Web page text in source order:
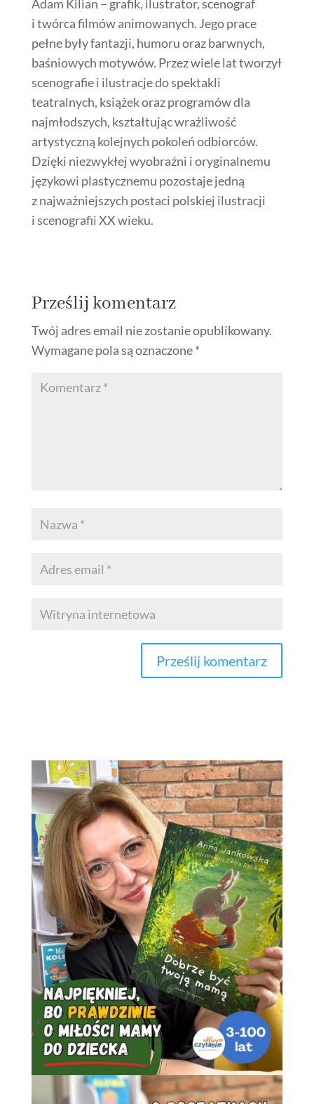
Adam Kilian – grafik, ilustrator, scenograf
i twórca filmów animowanych. Jego prace
pełne były fantazji, humoru oraz barwnych,
baśniowych motywów. Przez wiele lat tworzył
scenografie i ilustracje do spektakli
teatralnych, książek oraz programów dla
najmłodszych, kształtując wrażliwość
artystyczną kolejnych pokoleń odbiorców.
Dzięki niezwykłej wyobraźni i oryginalnemu
językowi plastycznemu pozostaje jedną
z najważniejszych postaci polskiej ilustracji
i scenografii XX wieku.
Prześlij komentarz
Twój adres email nie zostanie opublikowany.
Wymagane pola są oznaczone*